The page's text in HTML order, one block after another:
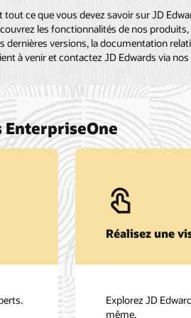
tout ce que vous devez savoir sur JD
les fonctionnalités de nos produits,
dernières versions, la documentation
à venir et contactez JD Edwards via
EnterpriseOne
Réalisez une
Explorez JD
même.